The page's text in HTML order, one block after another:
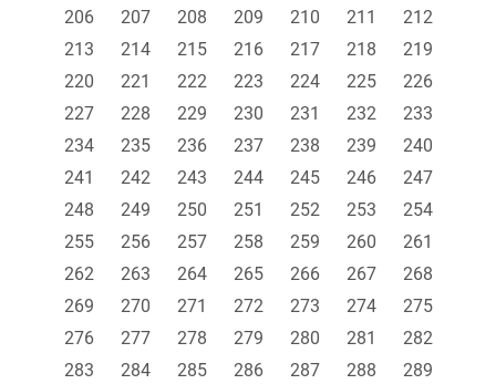
206
207 208 209 210 211
212
213
214 215 216 217 218
219
220
221 222 223 224 225
226
227
228 229 230 231 232
233
234
235 236 237 238 239
240
241
242 243 244 245 246
247
248
249 250 251 252 253
254
255
256 257 258 259 260
261
262
263 264 265 266 267
268
269
270 271 272 273 274
275
276
277 278 279 280 281
282
283
284 285 286 287 288
289